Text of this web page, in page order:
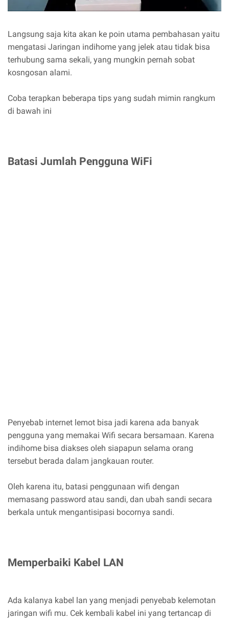
Langsung saja kita akan ke poin utama pembahasan yaitu
mengatasi Jaringan indihome yang jelek atau tidak bisa
terhubung sama sekali, yang mungkin pernah sobat
kosngosan alami.
Coba terapkan beberapa tips yang sudah mimin rangkum
di bawah ini
Batasi Jumlah Pengguna WiFi
Penyebab internet lemot bisa jadi karena ada banyak
pengguna yang memakai Wifi secara bersamaan. Karena
indihome bisa diakses oleh siapapun selama orang
tersebut berada dalam jangkauan router.
Oleh karena itu, batasi penggunaan wifi dengan
memasang password atau sandi, dan ubah sandi secara
berkala untuk mengantisipasi bocornya sandi.
Memperbaiki Kabel LAN
Ada kalanya kabel lan yang menjadi penyebab kelemotan
jaringan wifi mu. Cek kembali kabel ini yang tertancap di